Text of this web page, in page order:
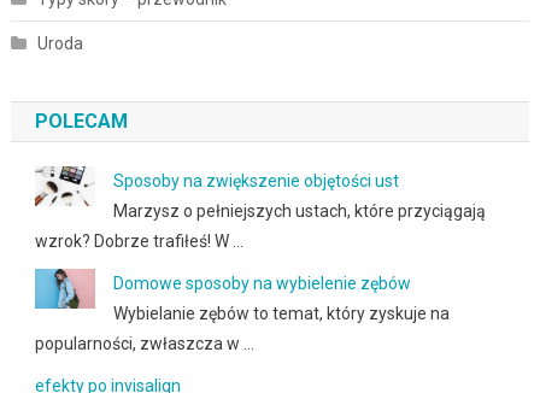
Uroda
POLECAM
Sposoby na zwiększenie objętości ust
Marzysz o pełniejszych ustach, które przyciągają
wzrok? Dobrze trafiłeś! W …
Domowe sposoby na wybielenie zębów
Wybielanie zębów to temat, który zyskuje na
popularności, zwłaszcza w …
efekty po invisalign